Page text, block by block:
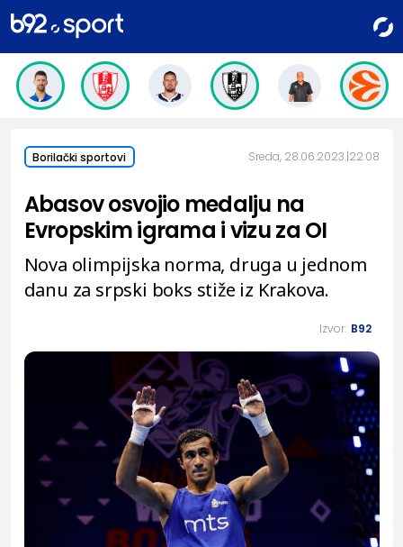
Borilački sportovi Sreda, 28.06.2023. 22:08
Abasov osvojio medalju na
Evropskim igrama i vizu za OI
Nova olimpijska norma, druga u jednom
danu za srpski boks stiže iz Krakova.
Izvor: B92